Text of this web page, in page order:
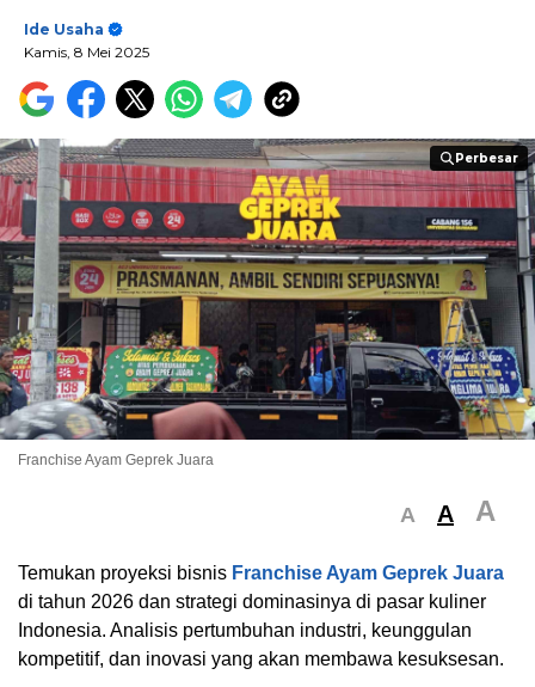
Ide Usaha
Kamis, 8 Mei 2025
Perbesar
Perbesar
Franchise Ayam Geprek Juara
A A A
Temukan proyeksi bisnis Franchise Ayam Geprek Juara
di tahun 2026 dan strategi dominasinya di pasar kuliner
Indonesia. Analisis pertumbuhan industri, keunggulan
kompetitif, dan inovasi yang akan membawa kesuksesan.